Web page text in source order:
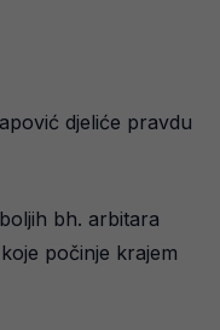
djeliće pravdu
bh. arbitara
počinje krajem